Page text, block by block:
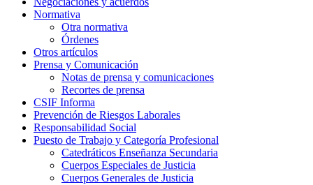
Normativa
Otra normativa
Órdenes
Otros artículos
Prensa y Comunicación
Notas de prensa y comunicaciones
Recortes de prensa
CSIF Informa
Prevención de Riesgos Laborales
Responsabilidad Social
Puesto de Trabajo y Categoría Profesional
Catedráticos Enseñanza Secundaria
Cuerpos Especiales de Justicia
Cuerpos Generales de Justicia